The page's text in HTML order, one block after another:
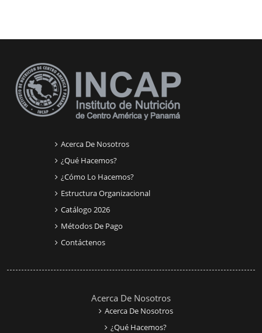
Bloques suplementarios
Acerca De Nosotros
¿Qué Hacemos?
¿Cómo Lo Hacemos?
Estructura Organizacional
Catálogo 2026
Métodos De Pago
Contáctenos
Acerca De Nosotros
Acerca De Nosotros
¿Qué Hacemos?